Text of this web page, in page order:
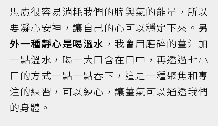
思慮很容易消耗我們的脾與氣的能量，所以
要凝心安神，讓自己的心可以穩定下來。 另
外一種靜心是喝溫水 ，我會用磨碎的薑汁加
一點溫水，喝一大口含在口中，再透過七小
口的方式一點一點吞下，這是一種聚焦和專
注的練習，可以練心，讓薑氣可以通透我們
的身體。